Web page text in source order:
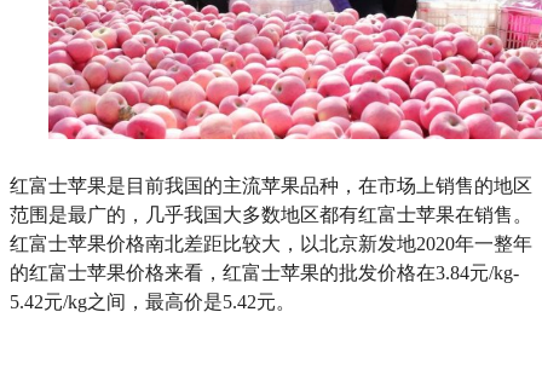
红富士苹果是目前我国的主流苹果品种，在市场上销售的地区
范围是最广的，几乎我国大多数地区都有红富士苹果在销售。
红富士苹果价格南北差距比较大，以北京新发地2020年一整年
的红富士苹果价格来看，红富士苹果的批发价格在3.84元/kg-
5.42元/kg之间，最高价是5.42元。